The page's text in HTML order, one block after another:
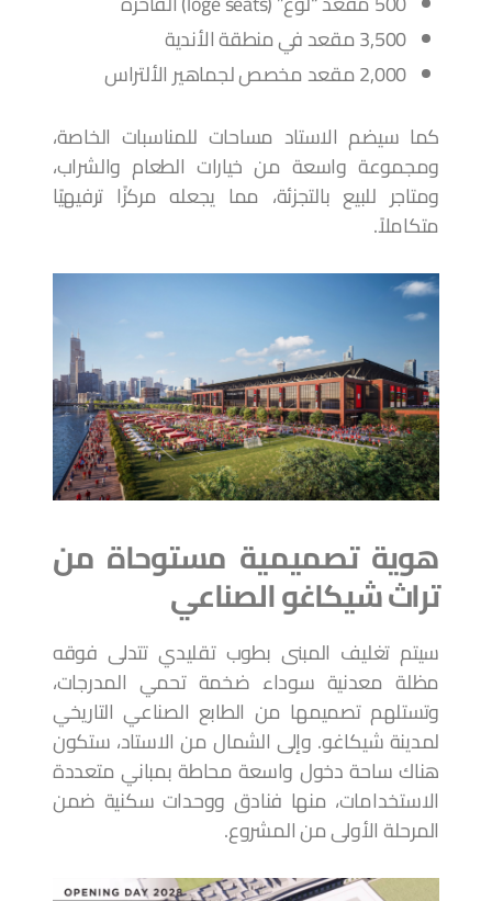
3,500 مقعد في منطقة الأندية
2,000 مقعد مخصص لجماهير الألتراس
كما سيضم الاستاد مساحات للمناسبات الخاصة،
ومجموعة واسعة من خيارات الطعام والشراب،
ومتاجر للبيع بالتجزئة، مما يجعله مركزًا ترفيهيًا
متكاملاً.
هوية تصميمية مستوحاة من
تراث شيكاغو الصناعي
سيتم تغليف المبنى بطوب تقليدي تتدلى فوقه
مظلة معدنية سوداء ضخمة تحمي المدرجات،
وتستلهم تصميمها من الطابع الصناعي التاريخي
لمدينة شيكاغو. وإلى الشمال من الاستاد، ستكون
هناك ساحة دخول واسعة محاطة بمباني متعددة
الاستخدامات، منها فنادق ووحدات سكنية ضمن
المرحلة الأولى من المشروع.